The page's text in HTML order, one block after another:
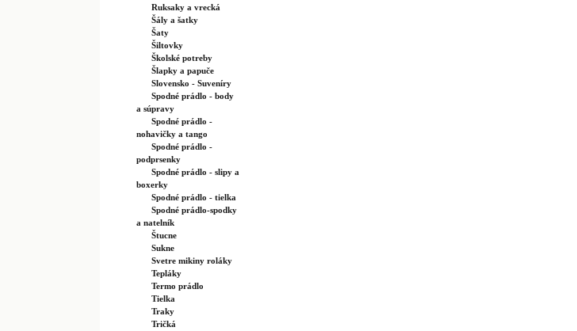
Ruksaky a vrecká
Šály a šatky
Šaty
Šiltovky
Školské potreby
Šlapky a papuče
Slovensko - Suveníry
Spodné prádlo - body
a súpravy
Spodné prádlo -
nohavičky a tango
Spodné prádlo -
podprsenky
Spodné prádlo - slipy a
boxerky
Spodné prádlo - tielka
Spodné prádlo-spodky
a natelník
Štucne
Sukne
Svetre mikiny roláky
Tepláky
Termo prádlo
Tielka
Traky
Tričká